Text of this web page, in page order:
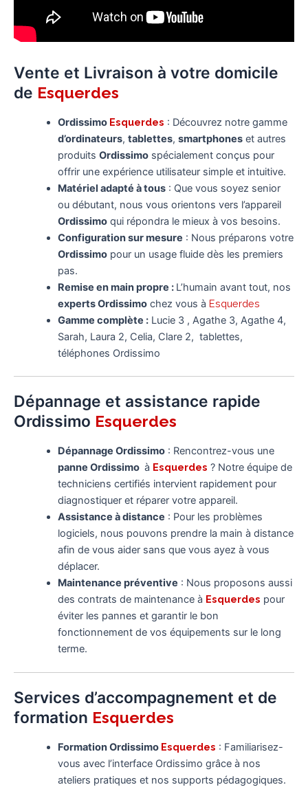
Vente et Livraison à votre domicile
de Esquerdes
Ordissimo Esquerdes : Découvrez notre gamme
d’ordinateurs, tablettes, smartphoneset autres
produits Ordissimospécialement conçus pour
offrir une expérience utilisateur simple et intuitive.
Matériel adapté à tous: Que vous soyez senior
ou débutant, nous vous orientons vers l’appareil
Ordissimoqui répondra le mieux à vos besoins.
Configuration sur mesure : Nous préparons votre
Ordissimopour un usage fluide dès les premiers
pas.
Remise en main propre : L’humain avant tout, nos
experts Ordissimochez vous à Esquerdes
Gamme complète :Lucie 3 , Agathe 3, Agathe 4,
Sarah, Laura 2, Celia, Clare 2, tablettes,
téléphones Ordissimo
Dépannage et assistance rapide
Ordissimo Esquerdes
Dépannage Ordissimo: Rencontrez-vous une
panne Ordissimoà Esquerdes ? Notre équipe de
techniciens certifiés intervient rapidement pour
diagnostiquer et réparer votre appareil.
Assistance à distance : Pour les problèmes
logiciels, nous pouvons prendre la main à distance
afin de vous aider sans que vous ayez à vous
déplacer.
Maintenance préventive : Nous proposons aussi
des contrats de maintenance à Esquerdes pour
éviter les pannes et garantir le bon
fonctionnement de vos équipements sur le long
terme.
Services d’accompagnement et de
formation Esquerdes
Formation Ordissimo Esquerdes : Familiarisez-
vous avec l’interface Ordissimo grâce à nos
ateliers pratiques et nos supports pédagogiques.